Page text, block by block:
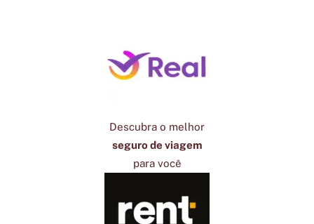
Descubra o melhor
seguro de viagem
para você